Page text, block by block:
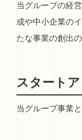
当グループの経
成や中小企業の
たな事業の創出
スタート
当グループ事業